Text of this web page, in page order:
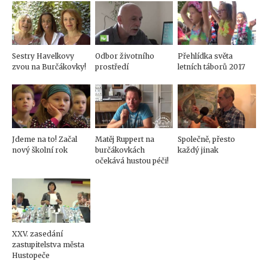
Sestry Havelkovy
zvou na Burčákovky!
Odbor životního
prostředí
Přehlídka světa
letních táborů 2017
Jdeme na to! Začal
nový školní rok
Matěj Ruppert na
burčákovkách
očekává hustou péči!
Společně, přesto
každý jinak
XXV. zasedání
zastupitelstva města
Hustopeče